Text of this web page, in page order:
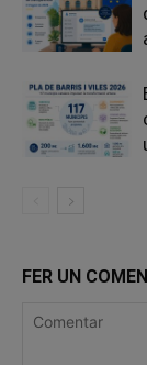
FER UN